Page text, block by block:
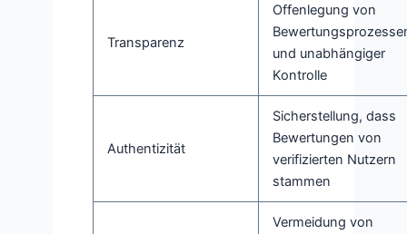
Transparenz
Offenlegung von
und unabhängiger
Kontrolle
Authentizität
Sicherstellung, dass
Bewertungen von
verifizierten Nutzern
stammen
Vermeidung von